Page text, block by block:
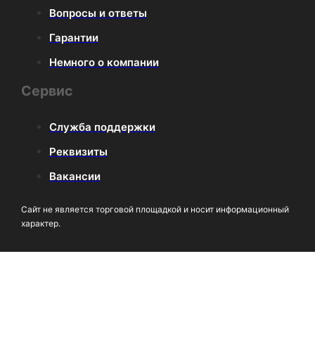
Вопросы и ответы
Гарантии
Немного о компании
Сервис
Служба поддержки
Реквизиты
Вакансии
Сайт не является торговой площадкой и носит информационный
характер.